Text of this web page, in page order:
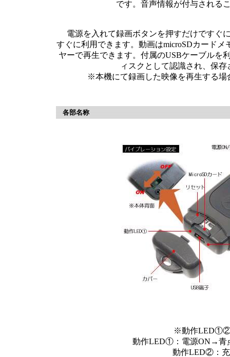
です。音声情報が付与される
電源を入れて録画ボタンを押すだけですぐ
すぐに利用できます。動画はmicroSDカード
ヤーで再生できます。付属のUSBケーブルを
ィスクとして認識され、保
※本機にて録画した映像を再生する場
各部名称
※動作LED①②
動作LED①：電源ON→青点
動作LED②：充